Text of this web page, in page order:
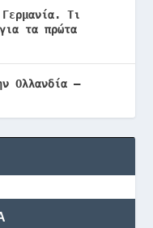
Τι
τα πρώτα
Ολλανδία –